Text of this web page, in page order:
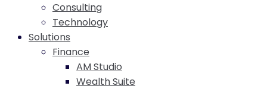
Consulting
Technology
Solutions
Finance
AM Studio
Wealth Suite